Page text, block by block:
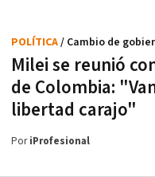
Milei se reunió
de Colombia:
libertad carajo"
POLÍTICA/ Cambio de
PoriProfesional